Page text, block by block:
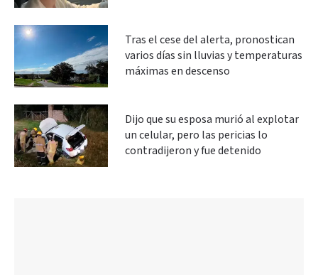
Tras el cese del alerta, pronostican
varios días sin lluvias y temperaturas
máximas en descenso
Dijo que su esposa murió al explotar
un celular, pero las pericias lo
contradijeron y fue detenido